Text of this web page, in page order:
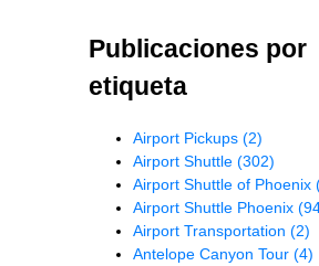
Publicaciones por
etiqueta
Airport Pickups (2)
Airport Shuttle (302)
Airport Shuttle of Phoenix
Airport Shuttle Phoenix
Airport Transportation (2)
Antelope Canyon Tour (4)